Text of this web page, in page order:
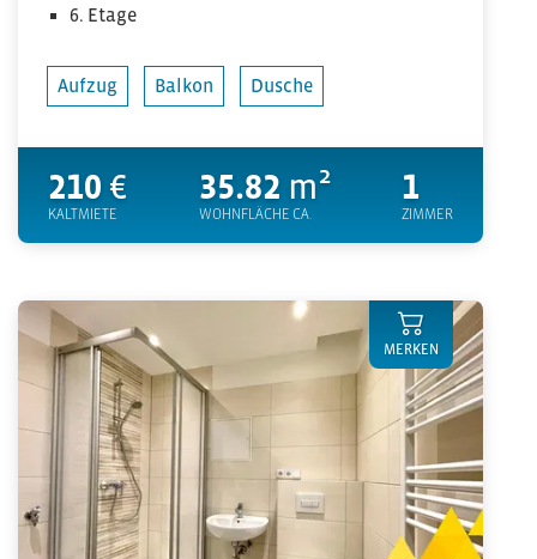
6. Etage
Aufzug Balkon Dusche
210 €
KALTMIETE
35.82 m²
WOHNFLÄCHE CA.
1
ZIMMER
MERKEN